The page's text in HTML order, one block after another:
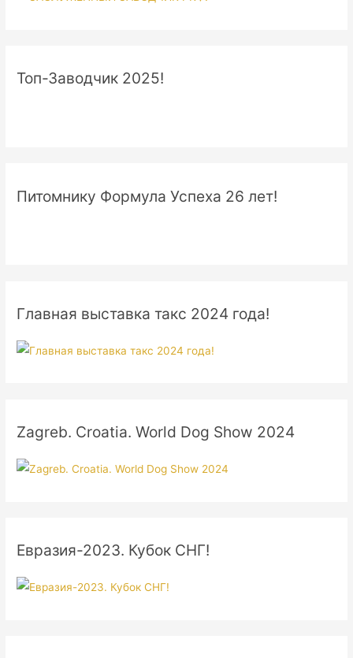
Топ-Заводчик 2025!
Питомнику Формула Успеха 26 лет!
Главная выставка такс 2024 года!
Zagreb. Croatia. World Dog Show 2024
Евразия-2023. Кубок СНГ!